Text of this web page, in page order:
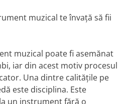
muzical te învață să fii
muzical poate fi asemănat
iar din acest motiv procesul
Una dintre calitățile pe
este disciplina. Este
un instrument fără o